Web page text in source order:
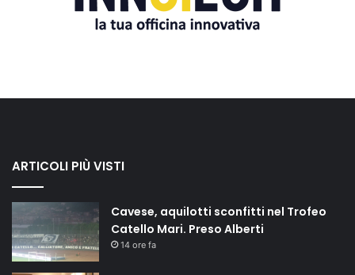
ARTICOLI PIÙ VISTI
Cavese, aquilotti sconfitti nel Trofeo
Catello Mari. Preso Alberti
14 ore fa